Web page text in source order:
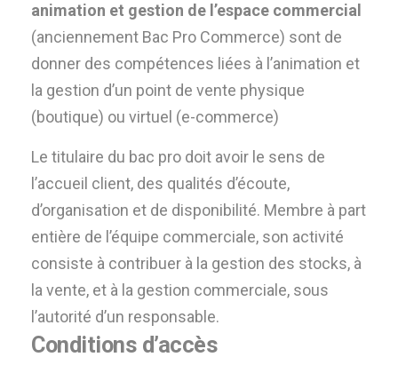
animation et gestion de l’espace commercial
(anciennement Bac Pro Commerce) sont de
donner des compétences liées à l’animation et
la gestion d’un point de vente physique
(boutique) ou virtuel (e-commerce)
Le titulaire du bac pro doit avoir le sens de
l’accueil client, des qualités d’écoute,
d’organisation et de disponibilité. Membre à part
entière de l’équipe commerciale, son activité
consiste à contribuer à la gestion des stocks, à
la vente, et à la gestion commerciale, sous
l’autorité d’un responsable.
Conditions d’accès